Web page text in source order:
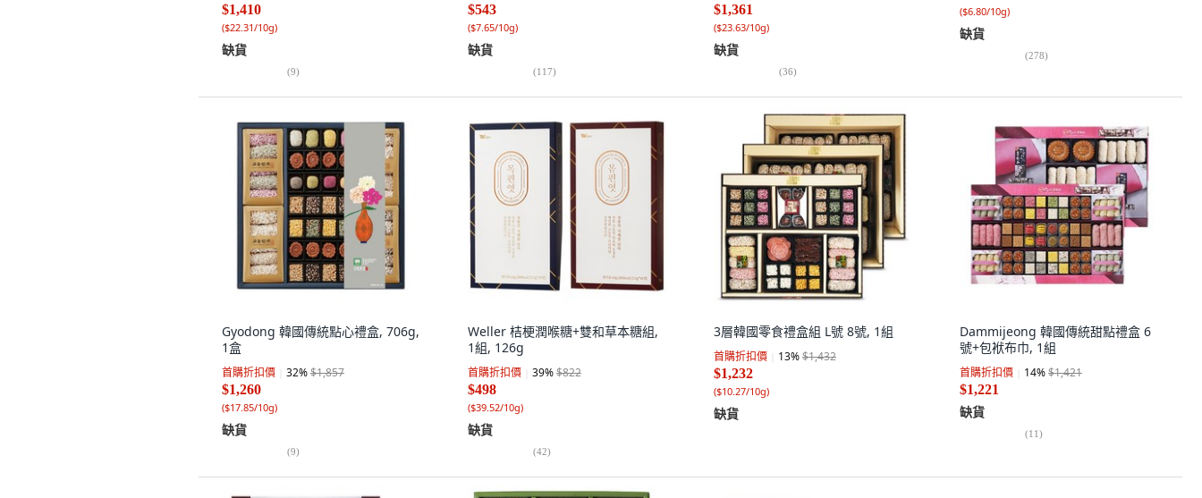
$1,410
($22.31/10g)
缺貨
(9)
$543
($7.65/10g)
缺貨
(117)
$1,361
($23.63/10g)
缺貨
(36)
($6.80/10g)
缺貨
(278)
Gyodong 韓國傳統點心禮盒, 706g,
1盒
首購折扣價 32%$1,857
$1,260
($17.85/10g)
缺貨
(9)
Weller 桔梗潤喉糖+雙和草本糖組,
1組, 126g
首購折扣價 39%$822
$498
($39.52/10g)
缺貨
(42)
3層韓國零食禮盒組 L號 8號, 1組
首購折扣價 13%$1,432
$1,232
($10.27/10g)
缺貨
Dammijeong 韓國傳統甜點禮盒 6
號+包袱布巾, 1組
首購折扣價 14%$1,421
$1,221
缺貨
(11)